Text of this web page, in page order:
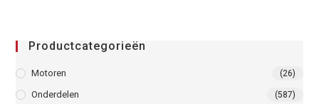
Productcategorieën
Motoren (26)
Onderdelen (587)